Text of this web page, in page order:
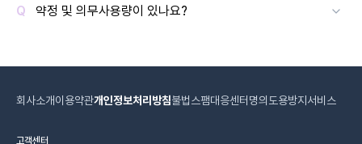
약정 및 의무사용량이 있나요?
회사소개이용약관개인정보처리방침불법스팸대응센터 명의도용방지서비스
고객센터